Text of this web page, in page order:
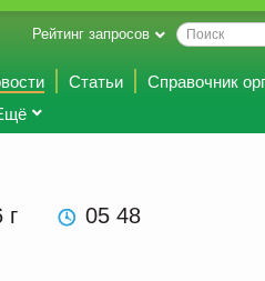
Рейтинг запросов
Статьи
Справочник
г 05 48